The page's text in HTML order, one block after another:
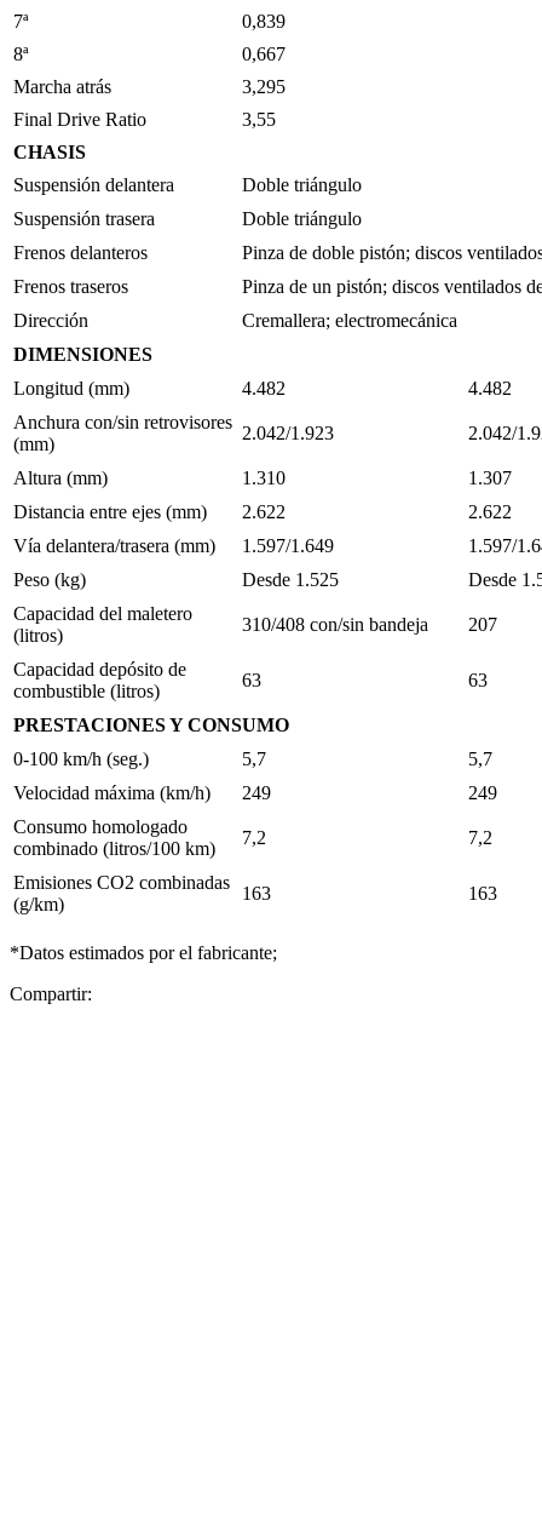
7ª
0,839
8ª
0,667
Marcha atrás
3,295
Final Drive Ratio
3,55
CHASIS
Suspensión delantera
Doble triángulo
Suspensión trasera
Doble triángulo
Frenos delanteros
Pinza de doble pistón; discos
Frenos traseros
Pinza de un pistón; discos ventilados
Dirección
Cremallera; electromecánica
DIMENSIONES
Longitud (mm)
4.482
4.482
Anchura con/sin retrovisores
(mm)
2.042/1.923 2.042/
Altura (mm) 1.310
1.307
Distancia entre ejes (mm)
2.622
2.622
Vía delantera/trasera (mm)
1.597/1.649
1.597/
Peso (kg)
Desde 1.525
Desde
Capacidad del maletero
(litros)
310/408 con/sin bandeja 207
Capacidad depósito de
combustible (litros)
63 63
PRESTACIONES Y CONSUMO
0-100 km/h (seg.)
5,7
5,7
Velocidad máxima (km/h)
249
249
Consumo homologado
combinado (litros/100 km)
7,2 7,2
Emisiones CO2 combinadas
(g/km)
163 163
*Datos estimados por el fabricante;
Compartir: